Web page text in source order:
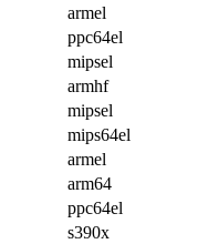
armel
ppc64el
mipsel
armhf
mipsel
mips64el
armel
arm64
ppc64el
s390x